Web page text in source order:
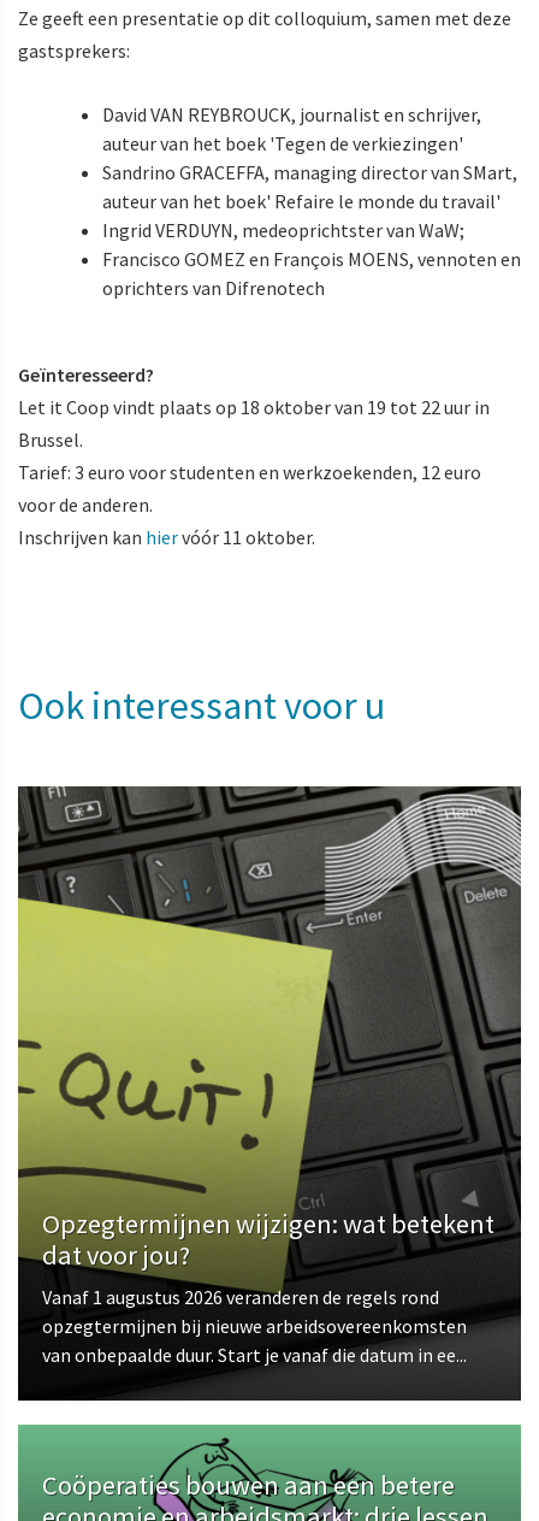
Ze geeft een presentatie op dit colloquium, samen met deze
gastsprekers:
David VAN REYBROUCK, journalist en schrijver,
auteur van het boek 'Tegen de verkiezingen'
Sandrino GRACEFFA, managing director van SMart,
auteur van het boek' Refaire le monde du travail'
Ingrid VERDUYN, medeoprichtster van WaW;
Francisco GOMEZ en François MOENS, vennoten en
oprichters van Difrenotech
Geïnteresseerd?
Let it Coop vindt plaats op 18 oktober van 19 tot 22 uur in
Brussel.
Tarief: 3 euro voor studenten en werkzoekenden, 12 euro
voor de anderen.
Inschrijven kan hiervóór 11 oktober.
Ook interessant voor u
Opzegtermijnen wijzigen: wat betekent
dat voor jou?
Vanaf 1 augustus 2026 veranderen de regels rond
opzegtermijnen bij nieuwe arbeidsovereenkomsten
van onbepaalde duur. Start je vanaf die datum in ee...
Coöperaties bouwen aan een betere